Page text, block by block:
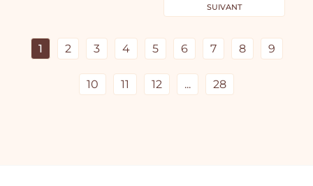
SUIVANT
1 2 3 4 5 6 7 8 9
10 11 12 ... 28